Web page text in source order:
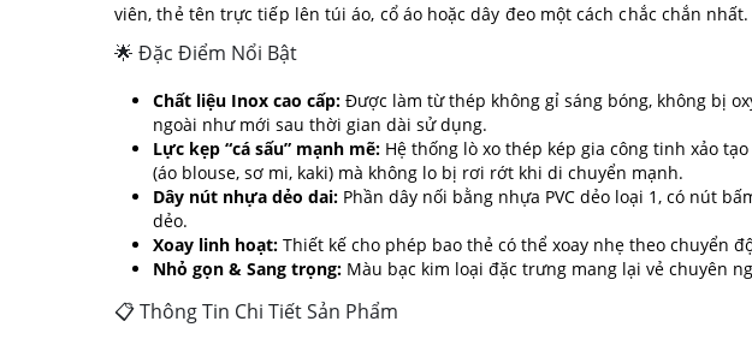
viên, thẻ tên trực tiếp lên túi áo, cổ áo hoặc dây đeo một cách chắc chắn nhất.
🌟 Đặc Điểm Nổi Bật
Chất liệu Inox cao cấp: Được làm từ thép không gỉ sáng bóng, không bị
ngoài như mới sau thời gian dài sử dụng.
Lực kẹp “cá sấu” mạnh mẽ: Hệ thống lò xo thép kép gia công tinh xảo
(áo blouse, sơ mi, kaki) mà không lo bị rơi rớt khi di chuyển mạnh.
Dây nút nhựa dẻo dai: Phần dây nối bằng nhựa PVC dẻo loại 1, có nút
dẻo.
Xoay linh hoạt: Thiết kế cho phép bao thẻ có thể xoay nhẹ theo chuyển
Nhỏ gọn & Sang trọng: Màu bạc kim loại đặc trưng mang lại vẻ chuyên
📋 Thông Tin Chi Tiết Sản Phẩm